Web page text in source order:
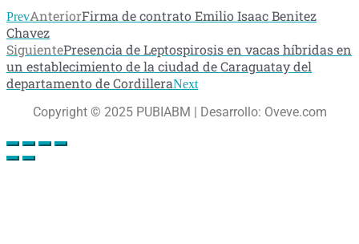
PrevAnteriorFirma de contrato Emilio Isaac Benitez
Chavez
SiguientePresencia de Leptospirosis en vacas híbridas en
un establecimiento de la ciudad de Caraguatay del
departamento de CordilleraNext
Copyright © 2025 PUBIABM | Desarrollo: Oveve.com